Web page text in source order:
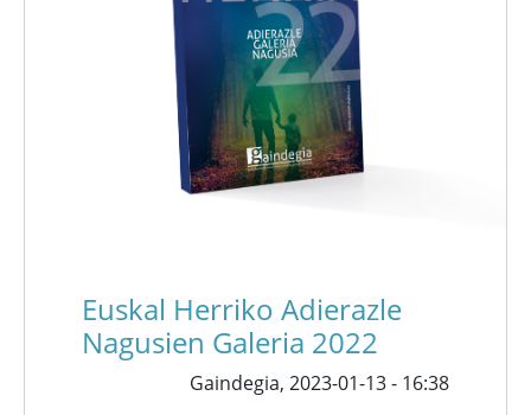
Euskal Herriko Adierazle
Nagusien Galeria 2022
Gaindegia, 2023-01-13 - 16:38